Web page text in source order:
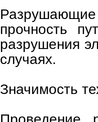
прочность
разрушения
случаях.
Значимость